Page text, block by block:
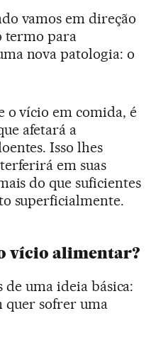
vamos em direção
termo para
nova patologia: o
o vício em comida, é
afetará a
Isso lhes
em suas
do que suficientes
superficialmente.
vício alimentar?
de uma ideia básica:
quer sofrer uma